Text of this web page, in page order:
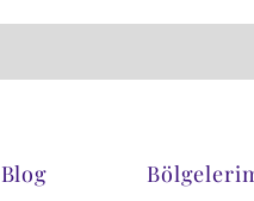
Blog